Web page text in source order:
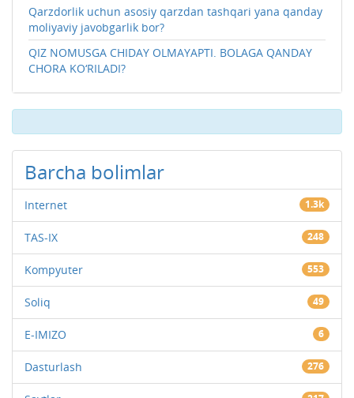
Qarzdorlik uchun asosiy qarzdan tashqari yana qanday
moliyaviy javobgarlik bor?
QIZ NOMUSGA CHIDAY OLMAYAPTI. BOLAGA QANDAY
CHORA KO‘RILADI?
Barcha bolimlar
Internet 1.3k
TAS-IX 248
Kompyuter 553
Soliq 49
E-IMIZO 6
Dasturlash 276